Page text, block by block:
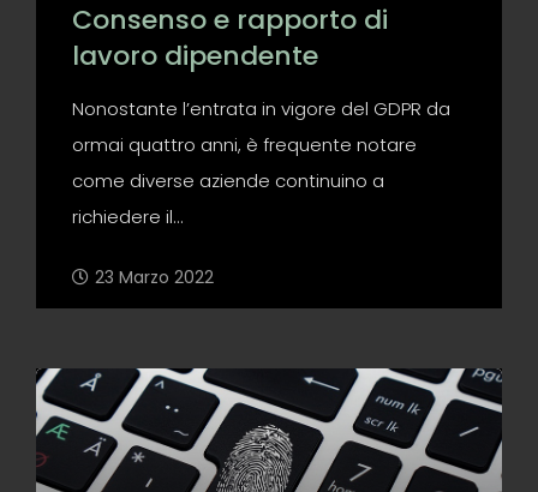
Consenso e rapporto di
lavoro dipendente
Nonostante l’entrata in vigore del GDPR da
ormai quattro anni, è frequente notare
come diverse aziende continuino a
richiedere il...
23 Marzo 2022